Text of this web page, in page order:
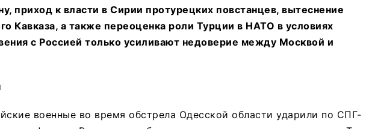
приход к власти в Сирии протурецких повстанцев, вытеснение
Кавказа, а также переоценка роли Турции в НАТО в условиях
с Россией только усиливают недоверие между Москвой и
военные во время обстрела Одесской области ударили по СПГ-